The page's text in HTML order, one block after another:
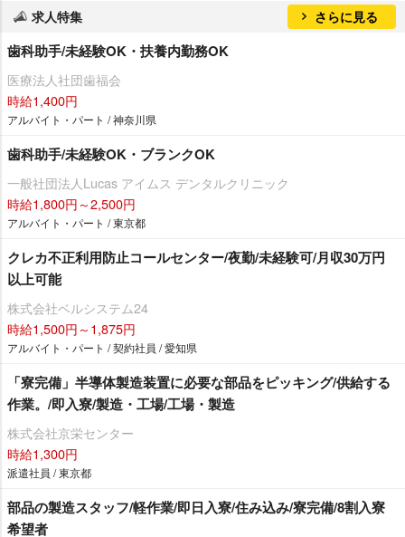
求人特集 さらに見る
歯科助手/未経験OK・扶養内勤務OK
医療法人社団歯福会
時給1,400円
アルバイト・パート / 神奈川県
歯科助手/未経験OK・ブランクOK
一般社団法人Lucas アイムス デンタルクリニック
時給1,800円～2,500円
アルバイト・パート / 東京都
クレカ不正利用防止コールセンター/夜勤/未経験可/月収30万円
以上可能
株式会社ベルシステム24
時給1,500円～1,875円
アルバイト・パート / 契約社員 / 愛知県
「寮完備」半導体製造装置に必要な部品をピッキング/供給する
作業。/即入寮/製造・工場/工場・製造
株式会社京栄センター
時給1,300円
派遣社員 / 東京都
部品の製造スタッフ/軽作業/即日入寮/住み込み/寮完備/8割入寮
希望者